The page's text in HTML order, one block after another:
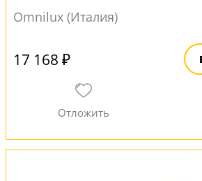
Omnilux (Италия)
17 168 ₽